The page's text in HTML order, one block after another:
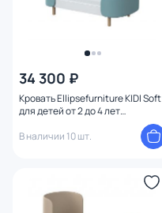
34 300 ₽
Кровать Ellipsefurniture KIDI Soft
для детей от 2 до 4 лет
(бирюзовый) KD010503060101
В наличии 10 шт.